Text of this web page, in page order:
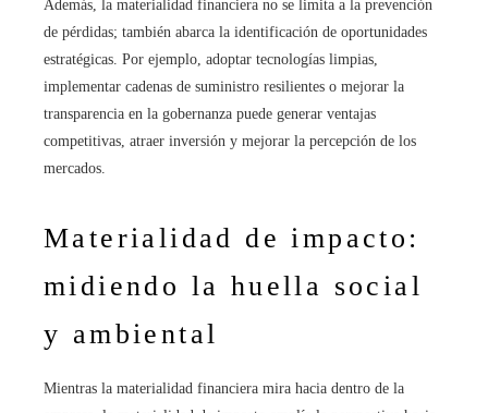
Además, la materialidad financiera no se limita a la prevención
de pérdidas; también abarca la identificación de oportunidades
estratégicas. Por ejemplo, adoptar tecnologías limpias,
implementar cadenas de suministro resilientes o mejorar la
transparencia en la gobernanza puede generar ventajas
competitivas, atraer inversión y mejorar la percepción de los
mercados.
Materialidad de impacto:
midiendo la huella social
y ambiental
Mientras la materialidad financiera mira hacia dentro de la